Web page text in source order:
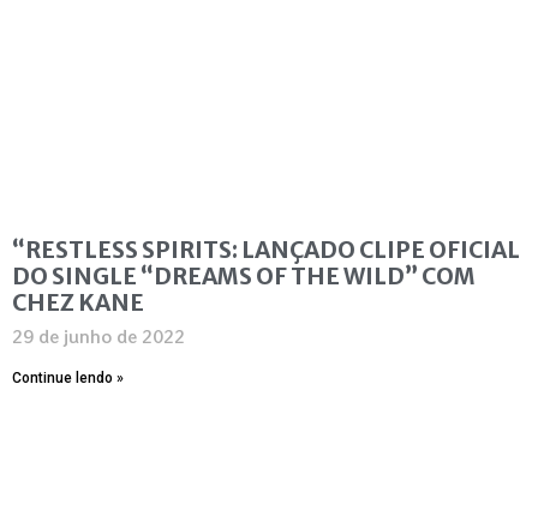
“RESTLESS SPIRITS: LANÇADO CLIPE OFICIAL
DO SINGLE “DREAMS OF THE WILD” COM
CHEZ KANE
29 de junho de 2022
Continue lendo »